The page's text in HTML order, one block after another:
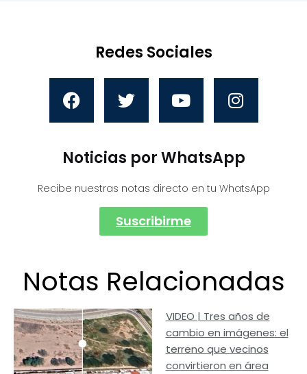
Redes Sociales
Noticias por WhatsApp
Recibe nuestras notas directo en tu WhatsApp
Suscribirme
Notas Relacionadas
VIDEO | Tres años de
cambio en imágenes: el
terreno que vecinos
convirtieron en área